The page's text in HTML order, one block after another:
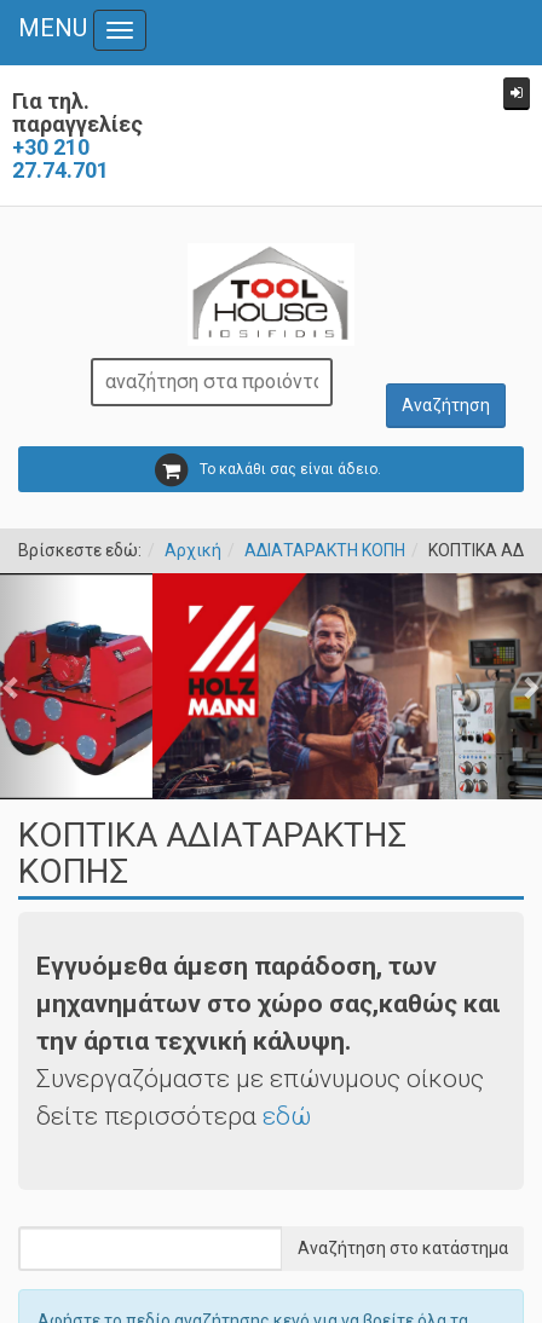
Για τηλ.
παραγγελίες
+30 210
27.74.701
Το καλάθι σας είναι άδειο.
MENU
Toggle
Βρίσκεστε εδώ: Αρχική ΑΔΙΑΤΑΡΑΚΤΗ ΚΟΠΗ ΚΟΠΤΙΚΑ
ΚΟΠΤΙΚΑ ΑΔΙΑΤΑΡΑΚΤΗΣ
ΚΟΠΗΣ
Εγγυόμεθα άμεση παράδοση, των
μηχανημάτων στο χώρο σας,καθώς και
την άρτια τεχνική κάλυψη.
Συνεργαζόμαστε με επώνυμους οίκους
δείτε περισσότερα εδώ